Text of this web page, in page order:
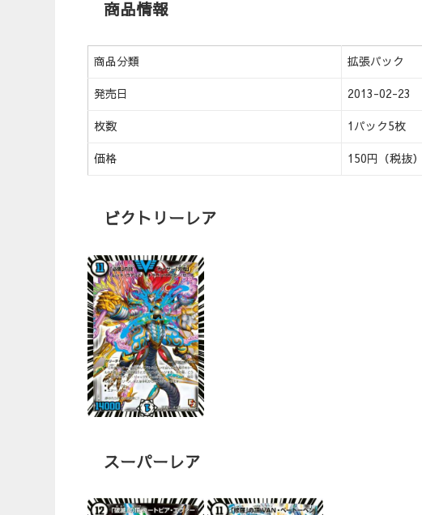
商品情報
商品分類 拡張パック
発売日 2013-02-23
枚数 1パック5枚
価格 150円（税抜）
ビクトリーレア
スーパーレア